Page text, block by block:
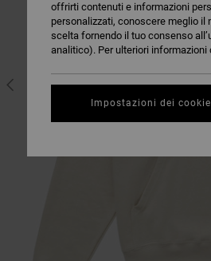
offrirti contenuti e informazioni
personalizzati, conoscere meglio il
scelta fornendo il tuo consenso
analitico). Per ulteriori informazioni
Impostazioni dei cookie